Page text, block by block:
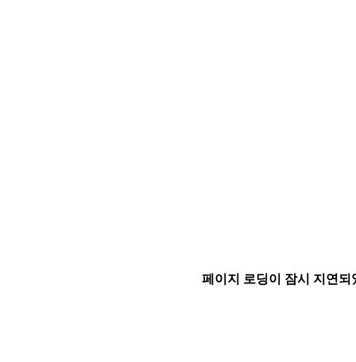
페이지 로딩이 잠시 지연